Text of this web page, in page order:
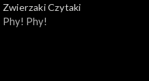
Zwierzaki Czytaki
Phy! Phy!